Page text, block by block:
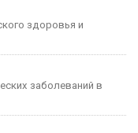
здоровья и
заболеваний в